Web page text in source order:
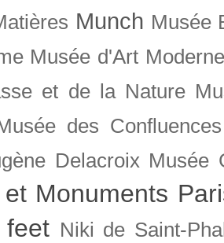
Munch Musée
Musée d'Art
et de la Nature
des Confluences
Delacroix Musée
Monuments
Niki de Saint-